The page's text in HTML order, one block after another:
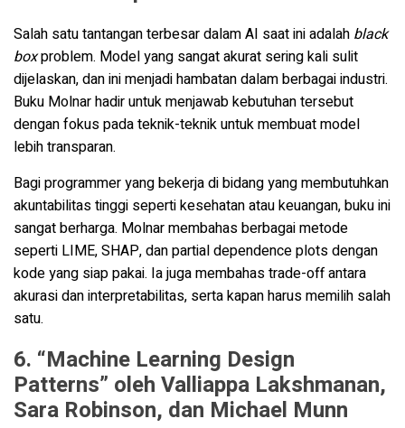
Salah satu tantangan terbesar dalam AI saat ini adalah black
boxproblem. Model yang sangat akurat sering kali sulit
dijelaskan, dan ini menjadi hambatan dalam berbagai industri.
Buku Molnar hadir untuk menjawab kebutuhan tersebut
dengan fokus pada teknik-teknik untuk membuat model
lebih transparan.
Bagi programmer yang bekerja di bidang yang membutuhkan
akuntabilitas tinggi seperti kesehatan atau keuangan, buku ini
sangat berharga. Molnar membahas berbagai metode
seperti LIME, SHAP, dan partial dependence plots dengan
kode yang siap pakai. Ia juga membahas trade-off antara
akurasi dan interpretabilitas, serta kapan harus memilih salah
satu.
6. “Machine Learning Design
Patterns” oleh Valliappa Lakshmanan,
Sara Robinson, dan Michael Munn